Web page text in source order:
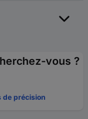
vous ?
de précision